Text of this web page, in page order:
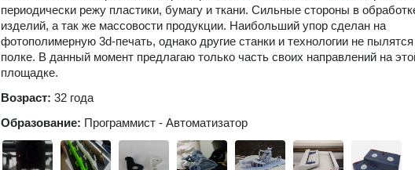
периодически режу пластики, бумагу и ткани. Сильные стороны в
изделий, а так же массовости продукции. Наибольший упор сделан на
фотополимерную 3d-печать, однако другие станки и технологии не
полке. В данный момент предлагаю только часть своих направлений на
площадке.
Возраст: 32 года
Образование: Программист - Автоматизатор